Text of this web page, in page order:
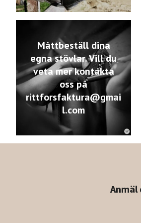
Måttbeställ dina
egna stövlar. Vill du
veta mer kontakta
oss på
rittforsfaktura@gmai
l.com